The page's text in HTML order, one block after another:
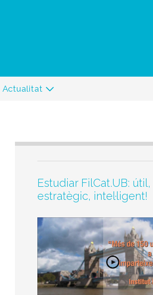
Actualitat
Estudiar FilCat.UB: útil,
estratègic, intel·ligent!